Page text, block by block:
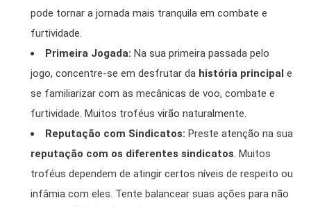
pode tornar a jornada mais tranquila em combate e
furtividade.
Primeira Jogada: Na sua primeira passada pelo
jogo, concentre-se em desfrutar da história principal e
se familiarizar com as mecânicas de voo, combate e
furtividade. Muitos troféus virão naturalmente.
Reputação com Sindicatos: Preste atenção na sua
reputação com os diferentes sindicatos. Muitos
troféus dependem de atingir certos níveis de respeito ou
infâmia com eles. Tente balancear suas ações para não